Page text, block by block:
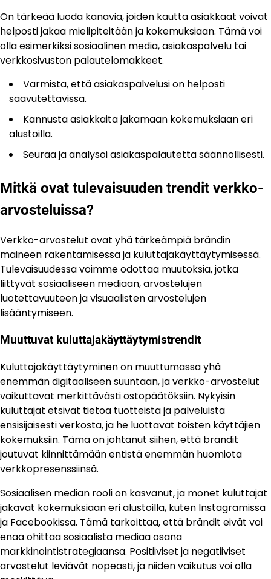
On tärkeää luoda kanavia, joiden kautta asiakkaat voivat
helposti jakaa mielipiteitään ja kokemuksiaan. Tämä voi
olla esimerkiksi sosiaalinen media, asiakaspalvelu tai
verkkosivuston palautelomakkeet.
Varmista, että asiakaspalvelusi on helposti
saavutettavissa.
Kannusta asiakkaita jakamaan kokemuksiaan eri
alustoilla.
Seuraa ja analysoi asiakaspalautetta säännöllisesti.
Mitkä ovat tulevaisuuden trendit verkko-
arvosteluissa?
Verkko-arvostelut ovat yhä tärkeämpiä brändin
maineen rakentamisessa ja kuluttajakäyttäytymisessä.
Tulevaisuudessa voimme odottaa muutoksia, jotka
liittyvät sosiaaliseen mediaan, arvostelujen
luotettavuuteen ja visuaalisten arvostelujen
lisääntymiseen.
Muuttuvat kuluttajakäyttäytymistrendit
Kuluttajakäyttäytyminen on muuttumassa yhä
enemmän digitaaliseen suuntaan, ja verkko-arvostelut
vaikuttavat merkittävästi ostopäätöksiin. Nykyisin
kuluttajat etsivät tietoa tuotteista ja palveluista
ensisijaisesti verkosta, ja he luottavat toisten käyttäjien
kokemuksiin. Tämä on johtanut siihen, että brändit
joutuvat kiinnittämään entistä enemmän huomiota
verkkopresenssiinsä.
Sosiaalisen median rooli on kasvanut, ja monet kuluttajat
jakavat kokemuksiaan eri alustoilla, kuten Instagramissa
ja Facebookissa. Tämä tarkoittaa, että brändit eivät voi
enää ohittaa sosiaalista mediaa osana
markkinointistrategiaansa. Positiiviset ja negatiiviset
arvostelut leviävät nopeasti, ja niiden vaikutus voi olla